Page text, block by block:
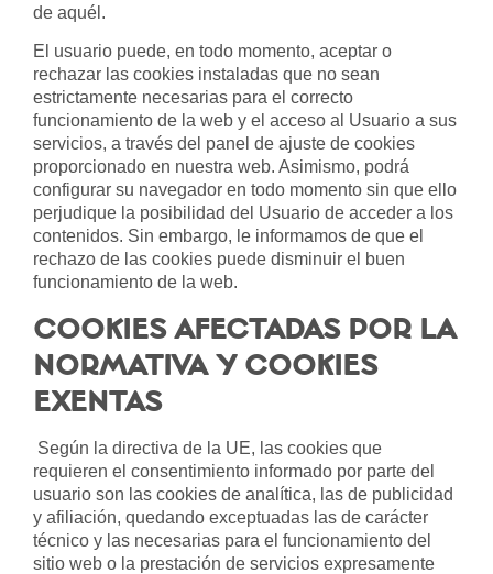
de aquél.
El usuario puede, en todo momento, aceptar o
rechazar las cookies instaladas que no sean
estrictamente necesarias para el correcto
funcionamiento de la web y el acceso al Usuario a sus
servicios, a través del panel de ajuste de cookies
proporcionado en nuestra web. Asimismo, podrá
configurar su navegador en todo momento sin que ello
perjudique la posibilidad del Usuario de acceder a los
contenidos. Sin embargo, le informamos de que el
rechazo de las cookies puede disminuir el buen
funcionamiento de la web.
COOKIES AFECTADAS POR LA
NORMATIVA Y COOKIES
EXENTAS
Según la directiva de la UE, las cookies que
requieren el consentimiento informado por parte del
usuario son las cookies de analítica, las de publicidad
y afiliación, quedando exceptuadas las de carácter
técnico y las necesarias para el funcionamiento del
sitio web o la prestación de servicios expresamente